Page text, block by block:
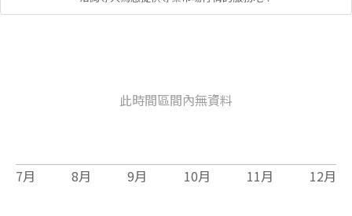
此時間區間內無資料
7月 8月 9月 10月 11月 12月